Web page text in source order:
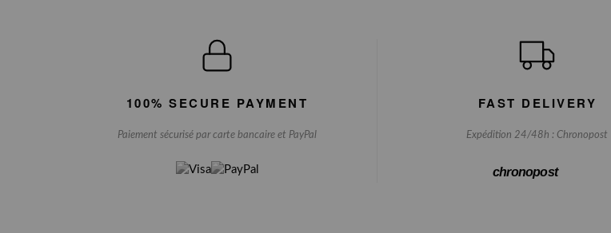
100% SECURE PAYMENT
Paiement sécurisé par carte bancaire et PayPal
FAST DELIVERY
Expédition 24/48h : Chronopost
chronopost